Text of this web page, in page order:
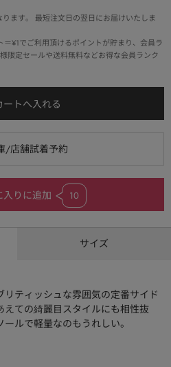
ます。 最短注文日の翌日にお届けいたしま
¥1でご利用頂けるポイントが貯まり、会員ラ
限定セールや送料無料などお得な会員ランク
入りに追加 10
サイズ
リティッシュな雰囲気の定番サイド
えての綺麗目スタイルにも相性抜
ルで軽量なのもうれしい。